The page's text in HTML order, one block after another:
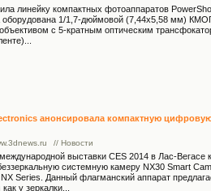
линейку компактных фотоаппаратов
оборудована 1/1,7-дюймовой (7,44x5,58 мм)
с 5-кратным оптическим
анонсировала компактную
// Новости
выставки CES 2014 в Лас-
системную камеру NX30 Smart
Series. Данный флагманский аппарат
у зеркалки...